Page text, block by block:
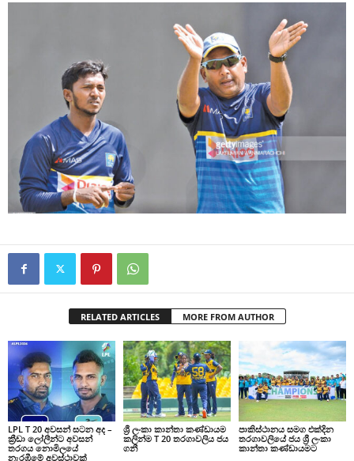
RELATED ARTICLES MORE FROM AUTHOR
LPL T 20 අවසන් සටන අද –
ක්‍රීඩා ලෝලීන්ට අවසන්
තරගය නොමිලයේ
නැරඹීමේ අවස්ථාවක්
ශ්‍රී ලංකා කාන්තා කණ්ඩායම
කලින්ම T 20 තරගාවලිය ජය
ගනී
පාකිස්ථානය සමග එක්දින
තරගාවලියේ ජය ශ්‍රී ලංකා
කාන්තා කණ්ඩායමට